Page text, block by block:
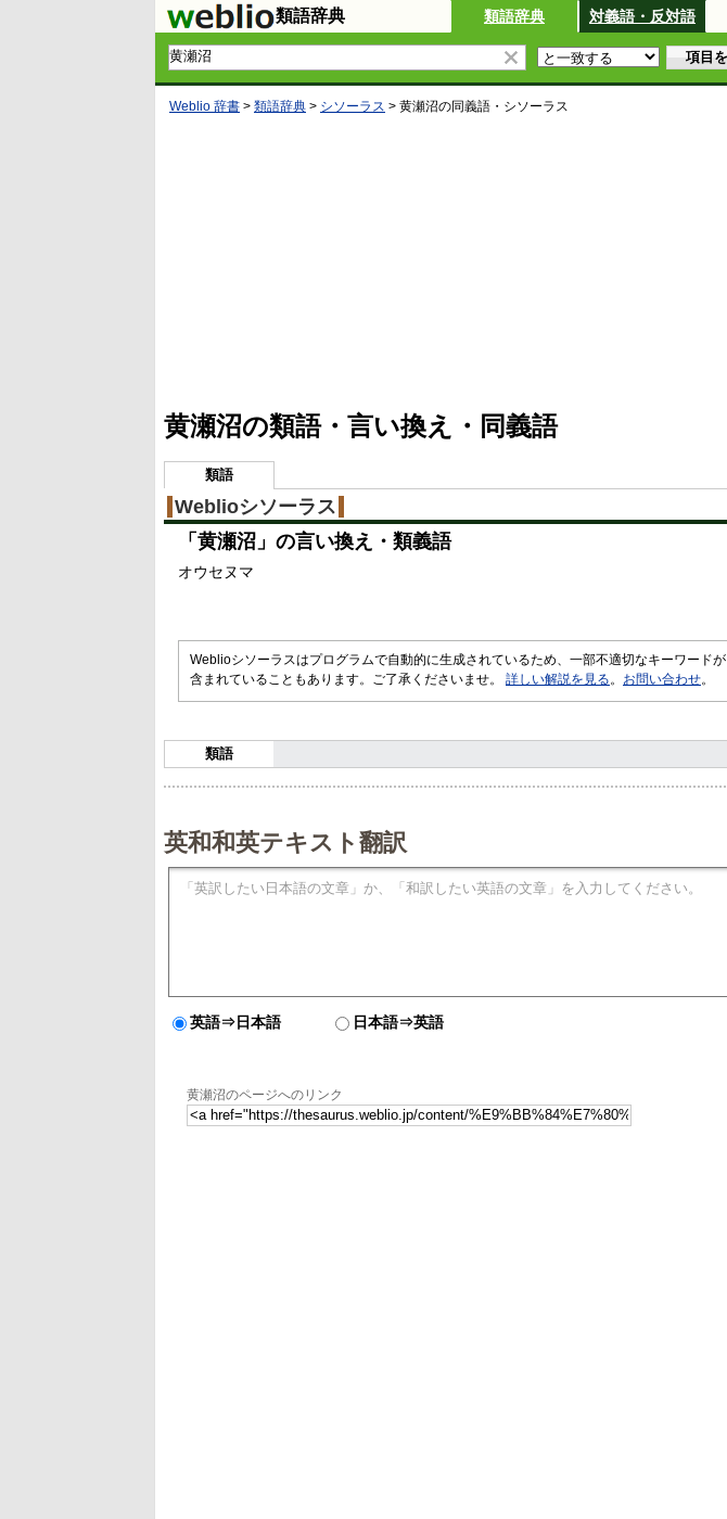
類語辞典 類語辞典 対義語・反対語
Weblio 辞書 > 類語辞典 > シソーラス > 黄瀬沼の同義語・シソーラス
4
5
.
%
黄瀬沼の類語・言い換え・同義語
類語
Weblioシソーラス
「 黄瀬沼 」の言い換え・類義語
オウセヌマ
Weblioシソーラスはプログラムで自動的に生成されているため、一部不適切なキーワードが
含まれていることもあります。ご了承くださいませ。 詳しい解説を見る 。 お問い合わせ。
類語
英和和英テキスト翻訳
英語⇒日本語 日本語⇒英語
黄瀬沼のページへのリンク